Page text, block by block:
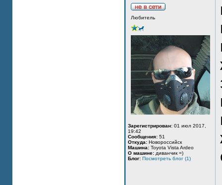
Любитель
Зарегистрирован: 01 июл 2017,
19:42
Сообщения: 51
Откуда: Новороссийск
Машина: Toyota Vista Ardeo
О машине: диванчик =)
Блог: Посмотреть блог (1)